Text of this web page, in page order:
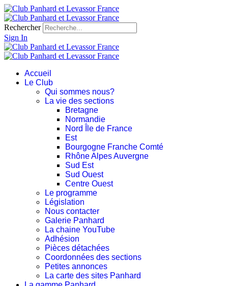
Rechercher
Sign In
Accueil
Le Club
Qui sommes nous?
La vie des sections
Bretagne
Normandie
Nord Île de France
Est
Bourgogne Franche Comté
Rhône Alpes Auvergne
Sud Est
Sud Ouest
Centre Ouest
Le programme
Législation
Nous contacter
Galerie Panhard
La chaine YouTube
Adhésion
Pièces détachées
Coordonnées des sections
Petites annonces
La carte des sites Panhard